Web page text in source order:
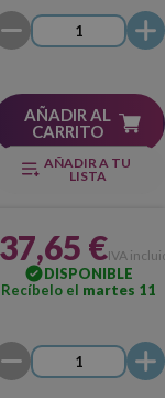
AÑADIR AL
CARRITO
AÑADIR A TU
LISTA
€IVA
DISPONIBLE
Recíbelo el martes 11